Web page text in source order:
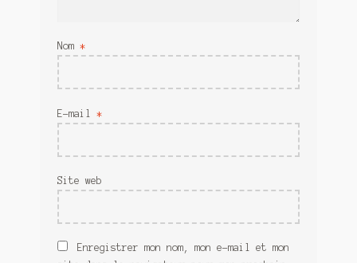
Nom *
E-mail *
Site web
Enregistrer mon nom, mon e-mail et mon